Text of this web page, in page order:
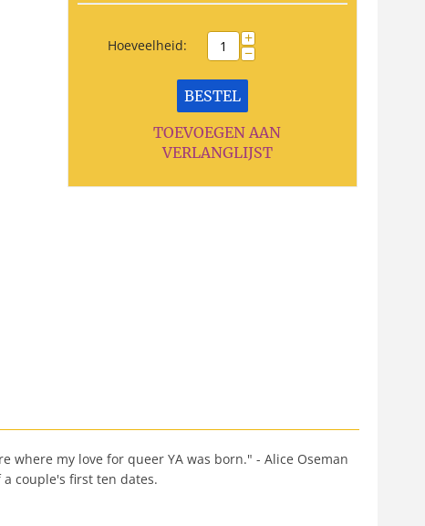
Hoeveelheid: +
−
BESTEL
TOEVOEGEN AAN
VERLANGLIJST
my love for queer YA was born." - Alice Oseman
a couple's first ten dates.